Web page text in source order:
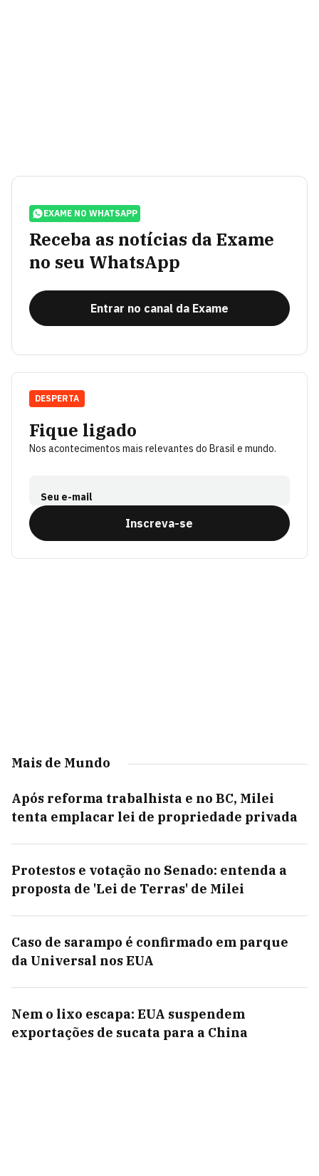
EXAME NO WHATSAPP
Receba as notícias da Exame
no seu WhatsApp
Entrar no canal da Exame
Fique ligado
Nos acontecimentos mais relevantes do Brasil e mundo.
Seu e-mail
Inscreva-se
DESPERTA
Mais de Mundo
Após reforma trabalhista e no BC, Milei
tenta emplacar lei de propriedade privada
Protestos e votação no Senado: entenda a
proposta de 'Lei de Terras' de Milei
Caso de sarampo é confirmado em parque
da Universal nos EUA
Nem o lixo escapa: EUA suspendem
exportações de sucata para a China